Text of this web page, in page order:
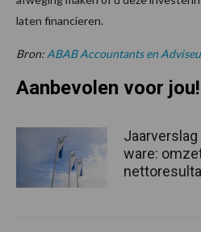
laten financieren.
Bron: ABAB Accountants en
Aanbevolen voor jou!
Jaarverslag
ware: